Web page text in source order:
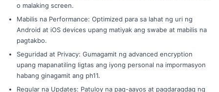
o malaking screen.
Mabilis na Performance: Optimized para sa lahat ng uri ng
Android at iOS devices upang matiyak ang swabe at mabilis na
pagtakbo.
Seguridad at Privacy: Gumagamit ng advanced encryption
upang mapanatiling ligtas ang iyong personal na impormasyon
habang ginagamit ang ph11.
Regular na Updates: Patuloy na pag-aayos at pagdaragdag ng